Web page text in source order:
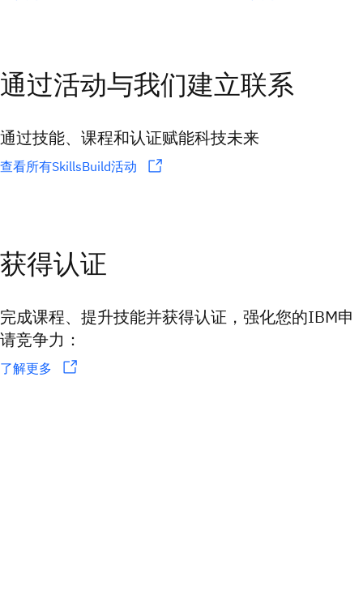
通过活动与我们建立联系
通过技能、课程和认证赋能科技未来
查看所有SkillsBuild活动
获得认证
完成课程、提升技能并获得认证，强化您的IBM申
请竞争力：
了解更多